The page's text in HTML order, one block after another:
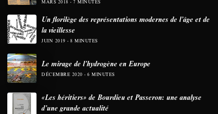
MARS 2018 7 MINUTES
Un florilège des représentations modernes de l’âge et de
la vieillesse
JUIN 2019 8 MINUTES
Le mirage de l’hydrogène en Europe
DÉCEMBRE 2020 6 MINUTES
«Les héritiers» de Bourdieu et Passeron: une analyse
d’une grande actualité